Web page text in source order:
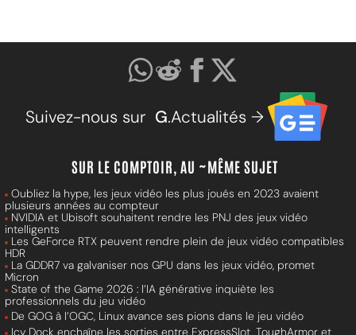
Suivez-nous sur G.Actualités →
SUR LE COMPTOIR, AU ~MÊME SUJET
Oubliez la hype, les jeux vidéo les plus joués en 2023 avaient
plusieurs années au compteur
NVIDIA et Ubisoft souhaitent rendre les PNJ des jeux vidéo
intelligents
Les GeForce RTX peuvent rendre plein de jeux vidéo compatibles
HDR
La GDDR7 va galvaniser nos GPU dans les jeux vidéo, promet
Micron
State of the Game 2026 : l’IA générative inquiète les
professionnels du jeu vidéo
De GOG à l’OGC, Linux avance ses pions dans le jeu vidéo
Icy Dock enchaîne les sorties entre ExpressSlot, ToughArmor et